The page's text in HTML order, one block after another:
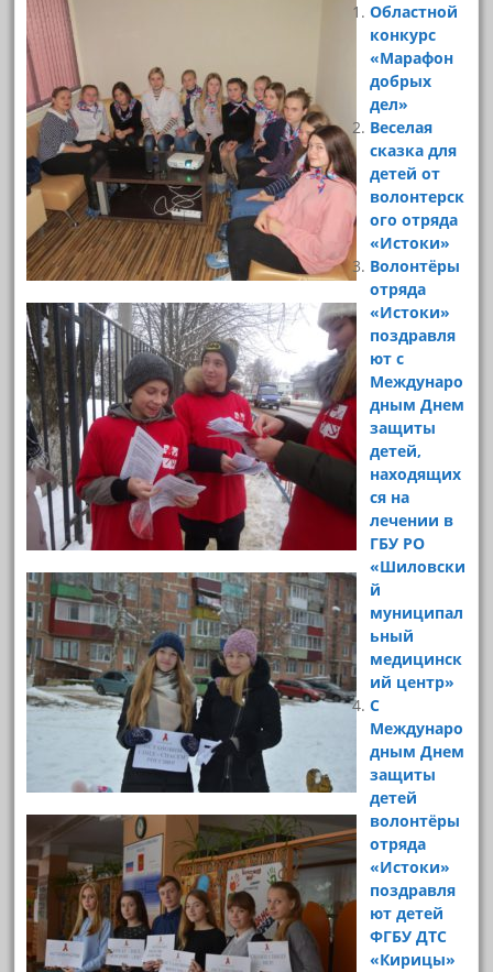
Областной
конкурс
«Марафон
добрых
дел»
Веселая
сказка для
детей от
волонтерск
ого отряда
«Истоки»
Волонтёры
отряда
«Истоки»
поздравля
ют с
Междунаро
дным Днем
защиты
детей,
находящих
ся на
лечении в
ГБУ РО
«Шиловски
й
муниципал
ьный
медицинск
ий центр»
С
Междунаро
дным Днем
защиты
детей
волонтёры
отряда
«Истоки»
поздравля
ют детей
ФГБУ ДТС
«Кирицы»